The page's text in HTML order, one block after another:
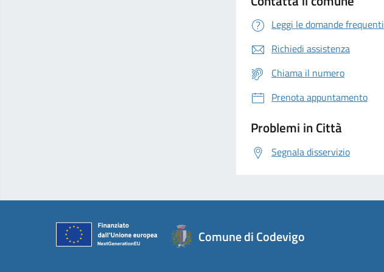
Leggi le domande frequenti
Richiedi assistenza
Chiama il numero
Prenota appuntamento
Problemi in Città
Segnala disservizio
Comune di Codevigo